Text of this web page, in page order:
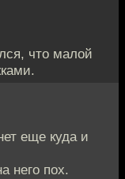
что малой
еще куда и
него пох.